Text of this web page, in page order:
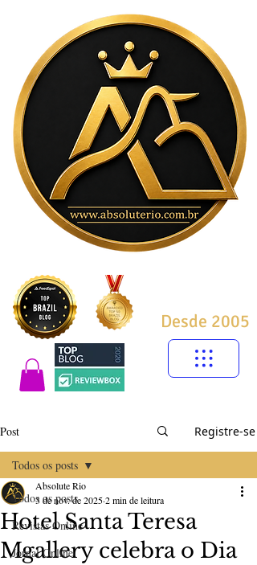
Desde 2005
Post Registre-se
Todos os posts
Revistas Online
Jornal Online
Todos os posts
Hotel Santa Teresa
Mgallery celebra o Dia
Absolute Rio
3 de nov. de 20252 min de leitura